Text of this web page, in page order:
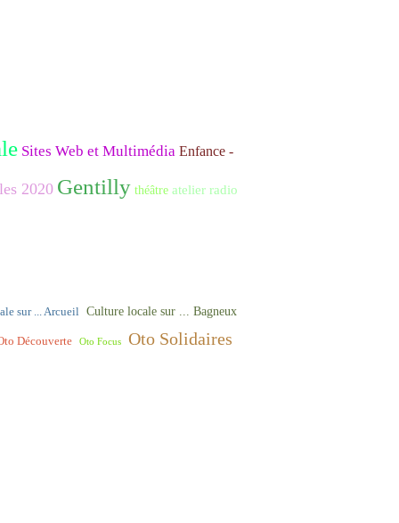
Sites Web et Multimédia Enfance -
2020 Gentilly théâtre atelier radio
sur ... Arcueil Culture locale sur ... Bagneux
Découverte Oto Focus Oto Solidaires